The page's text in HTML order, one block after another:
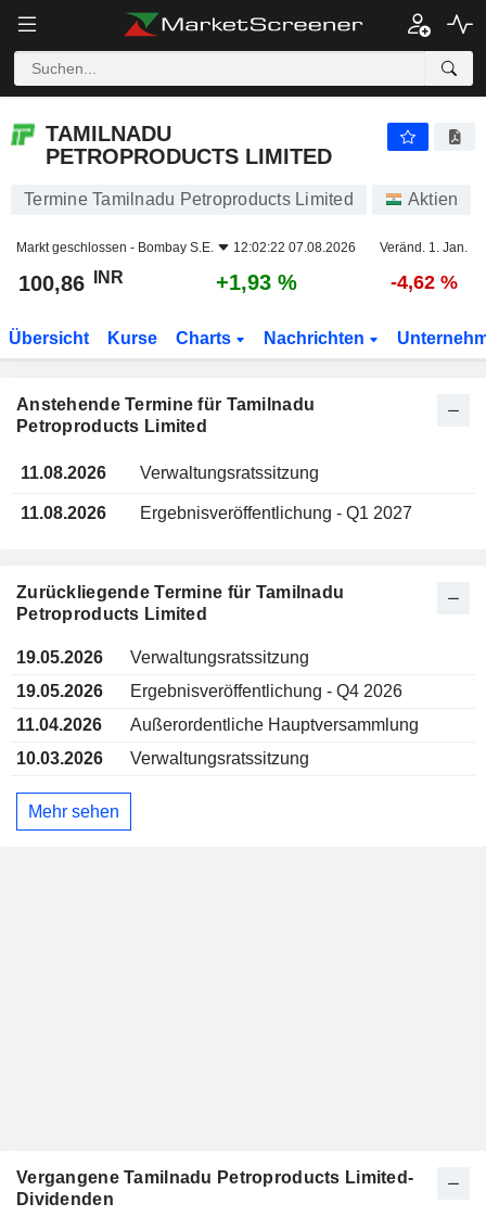
TAMILNADU
PETROPRODUCTS LIMITED
Termine Tamilnadu Petroproducts Limited Aktien
Markt geschlossen - Bombay S.E. 12:02:22 07.08.2026 Veränd. 1. Jan.
100,86 INR +1,93 % -4,62 %
Übersicht Kurse Charts Nachrichten
Anstehende Termine für Tamilnadu
Petroproducts Limited
11.08.2026 Verwaltungsratssitzung
11.08.2026 Ergebnisveröffentlichung - Q1 2027
Zurückliegende Termine für Tamilnadu
Petroproducts Limited
19.05.2026
Verwaltungsratssitzung
19.05.2026
Ergebnisveröffentlichung - Q4 2026
11.04.2026
Außerordentliche Hauptversammlung
10.03.2026
Verwaltungsratssitzung
Mehr sehen
Vergangene Tamilnadu Petroproducts Limited-
Dividenden